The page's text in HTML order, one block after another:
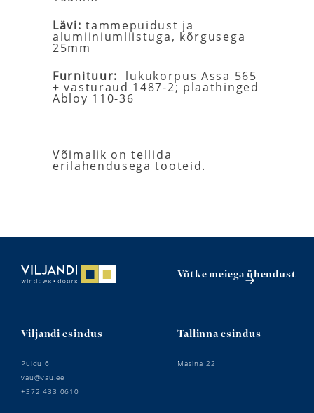
Lävi: tammepuidust ja
alumiiniumliistuga, kõrgusega
25mm
Furnituur: lukukorpus Assa 565
+ vasturaud 1487-2; plaathinged
Abloy 110-36
Võimalik on tellida
erilahendusega tooteid.
Võtke meiega ühendust
Viljandi esindus
Puidu 6
vau@vau.ee
+372 433 0610
Tallinna esindus
Masina 22